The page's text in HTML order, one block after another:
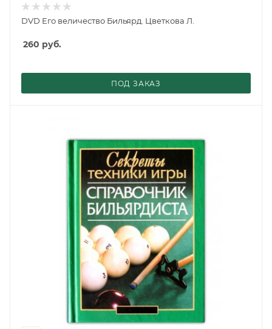
DVD Его величество Бильярд. Цветкова Л.
260 руб.
ПОД ЗАКАЗ